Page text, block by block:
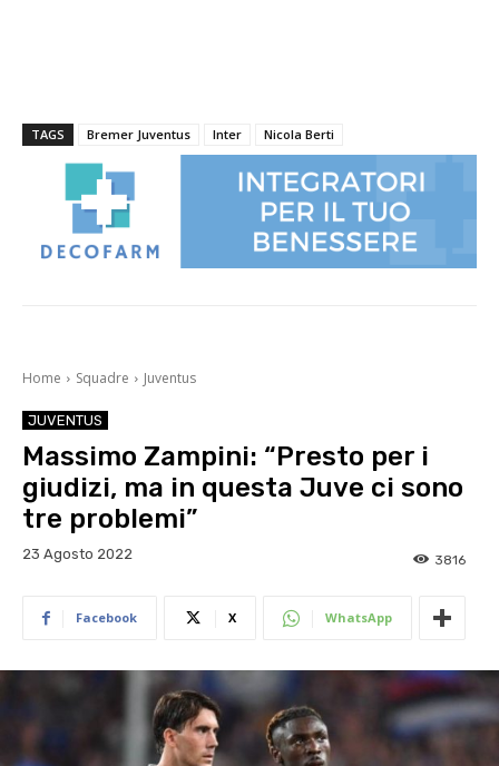
TAGS Bremer Juventus Inter Nicola Berti